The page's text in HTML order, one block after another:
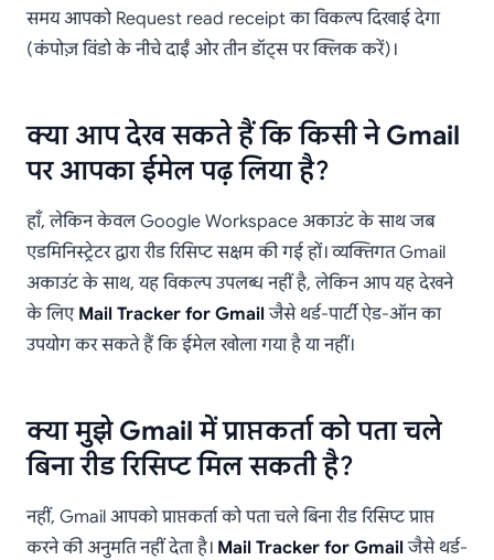
समय आपको Request read receipt का विकल्प दिखाई देगा
(कंपोज़ विंडो के नीचे दाईं ओर तीन डॉट्स पर क्लिक करें)।
क्या आप देख सकते हैं कि किसी ने Gmail
पर आपका ईमेल पढ़ लिया है?
हाँ, लेकिन केवल Google Workspace अकाउंट के साथ जब
एडमिनिस्ट्रेटर द्वारा रीड रिसिप्ट सक्षम की गई हों। व्यक्तिगत Gmail
अकाउंट के साथ, यह विकल्प उपलब्ध नहीं है, लेकिन आप यह देखने
के लिए Mail Tracker for Gmailजैसे थर्ड-पार्टी ऐड-ऑन का
उपयोग कर सकते हैं कि ईमेल खोला गया है या नहीं।
क्या मुझे Gmail में प्राप्तकर्ता को पता चले
बिना रीड रिसिप्ट मिल सकती है?
नहीं, Gmail आपको प्राप्तकर्ता को पता चले बिना रीड रिसिप्ट प्राप्त
करने की अनुमति नहीं देता है। Mail Tracker for Gmailजैसे थर्ड-